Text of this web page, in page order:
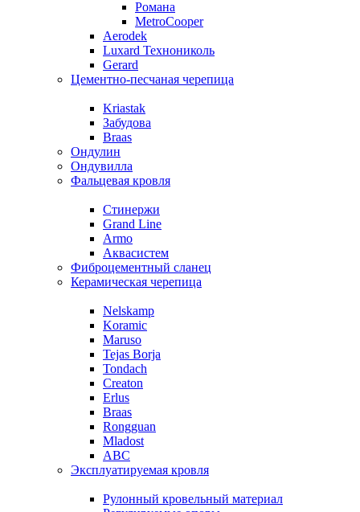
Романа
MetroCooper
Aerodek
Luxard Технониколь
Gerard
Цементно-песчаная черепица
Kriastak
Забудова
Braas
Ондулин
Ондувилла
Фальцевая кровля
Стинержи
Grand Line
Armo
Аквасистем
Фиброцементный сланец
Керамическая черепица
Nelskamp
Koramic
Maruso
Tejas Borja
Tondach
Creaton
Erlus
Braas
Rongguan
Mladost
ABC
Эксплуатируемая кровля
Рулонный кровельный материал